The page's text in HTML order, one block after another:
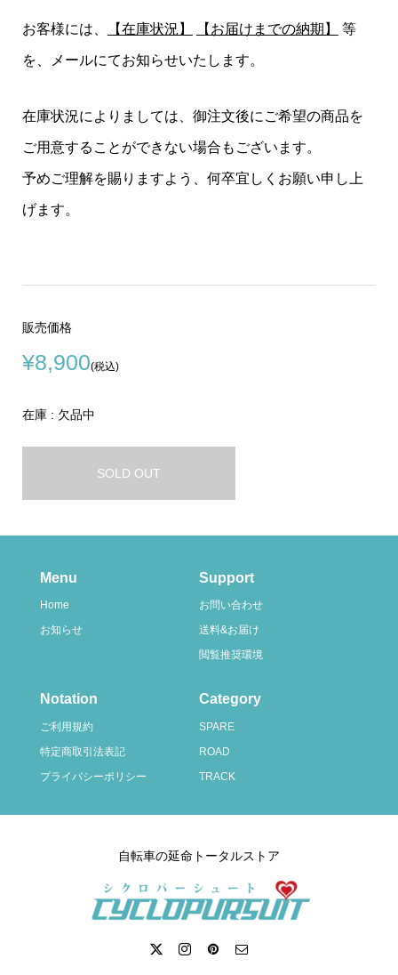
お客様には、 【在庫状況】 【お届けまでの納期】 等
を、メールにてお知らせいたします。
在庫状況によりましては、御注文後にご希望の商品を
ご用意することができない場合もございます。
予めご理解を賜りますよう、何卒宜しくお願い申し上
げます。
販売価格
¥8,900(税込)
在庫 : 欠品中
SOLD OUT
Menu
Home
お知らせ
Support
お問い合わせ
送料&お届け
閲覧推奨環境
Notation
ご利用規約
特定商取引法表記
プライバシーポリシー
Category
SPARE
ROAD
TRACK
自転車の延命トータルストア